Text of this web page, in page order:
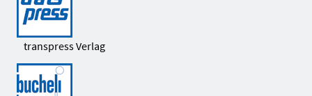
transpress Verlag